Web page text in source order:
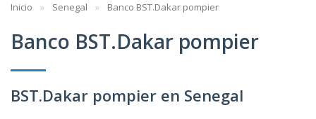
Inicio Senegal Banco BST.Dakar pompier
Banco BST.Dakar pompier
BST.Dakar pompier en Senegal